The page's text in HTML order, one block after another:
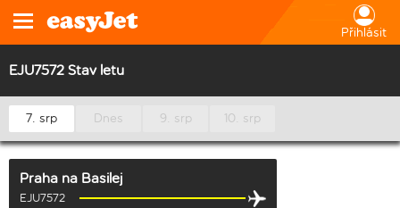
Přihlásit
EJU7572 Stav letu
7. srp Dnes 9. srp 10. srp
Praha na Basilej
EJU7572